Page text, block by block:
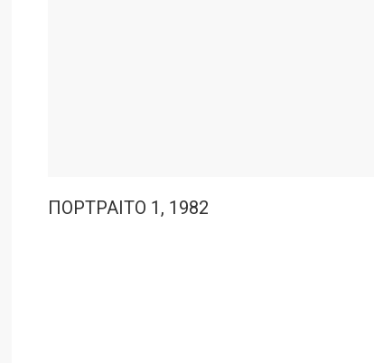
ΠΟΡΤΡΑΙΤΟ 1, 1982